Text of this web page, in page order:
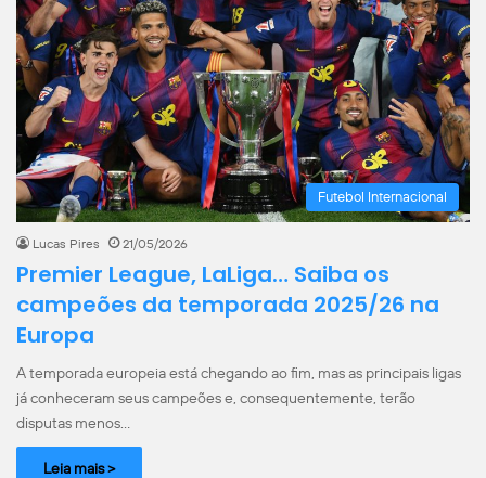
Futebol Internacional
Lucas Pires 21/05/2026
Premier League, LaLiga… Saiba os
campeões da temporada 2025/26 na
Europa
A temporada europeia está chegando ao fim, mas as principais ligas
já conheceram seus campeões e, consequentemente, terão
disputas menos…
Leia mais >